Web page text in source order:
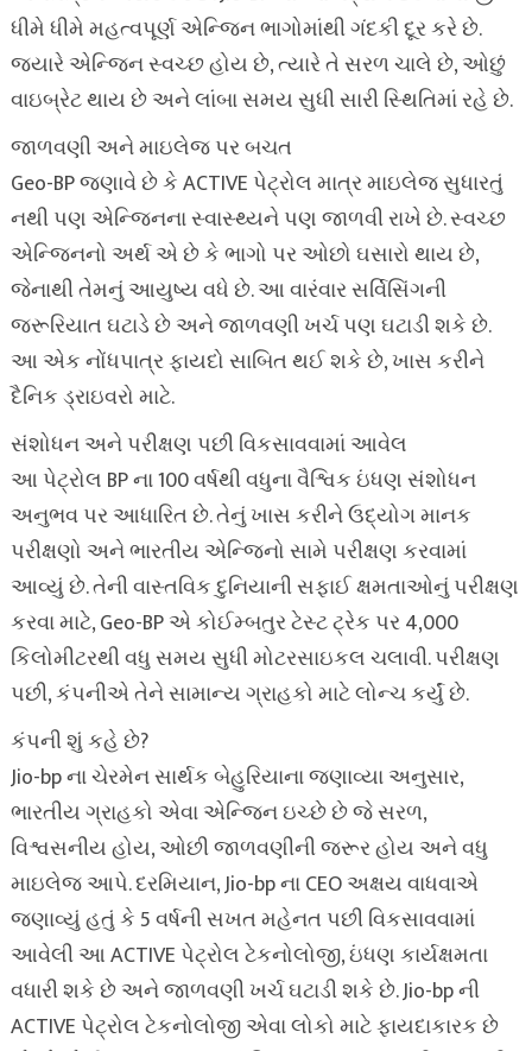
ધીમે ધીમે મહત્વપૂર્ણ એન્જિન ભાગોમાંથી ગંદકી દૂર કરે છે.
જ્યારે એન્જિન સ્વચ્છ હોય છે, ત્યારે તે સરળ ચાલે છે, ઓછું
વાઇબ્રેટ થાય છે અને લાંબા સમય સુધી સારી સ્થિતિમાં રહે છે.
જાળવણી અને માઇલેજ પર બચત
Geo-BP જણાવે છે કે ACTIVE પેટ્રોલ માત્ર માઇલેજ સુધારતું
નથી પણ એન્જિનના સ્વાસ્થ્યને પણ જાળવી રાખે છે. સ્વચ્છ
એન્જિનનો અર્થ એ છે કે ભાગો પર ઓછો ઘસારો થાય છે,
જેનાથી તેમનું આયુષ્ય વધે છે. આ વારંવાર સર્વિસિંગની
જરૂરિયાત ઘટાડે છે અને જાળવણી ખર્ચ પણ ઘટાડી શકે છે.
આ એક નોંધપાત્ર ફાયદો સાબિત થઈ શકે છે, ખાસ કરીને
દૈનિક ડ્રાઇવરો માટે.
સંશોધન અને પરીક્ષણ પછી વિકસાવવામાં આવેલ
આ પેટ્રોલ BP ના 100 વર્ષથી વધુના વૈશ્વિક ઇંધણ સંશોધન
અનુભવ પર આધારિત છે. તેનું ખાસ કરીને ઉદ્યોગ માનક
પરીક્ષણો અને ભારતીય એન્જિનો સામે પરીક્ષણ કરવામાં
આવ્યું છે. તેની વાસ્તવિક દુનિયાની સફાઈ ક્ષમતાઓનું પરીક્ષણ
કરવા માટે, Geo-BP એ કોઈમ્બતુર ટેસ્ટ ટ્રેક પર 4,000
કિલોમીટરથી વધુ સમય સુધી મોટરસાઇકલ ચલાવી. પરીક્ષણ
પછી, કંપનીએ તેને સામાન્ય ગ્રાહકો માટે લોન્ચ કર્યું છે.
કંપની શું કહે છે?
Jio-bp ના ચેરમેન સાર્થક બેહુરિયાના જણાવ્યા અનુસાર,
ભારતીય ગ્રાહકો એવા એન્જિન ઇચ્છે છે જે સરળ,
વિશ્વસનીય હોય, ઓછી જાળવણીની જરૂર હોય અને વધુ
માઇલેજ આપે. દરમિયાન, Jio-bp ના CEO અક્ષય વાધવાએ
જણાવ્યું હતું કે 5 વર્ષની સખત મહેનત પછી વિકસાવવામાં
આવેલી આ ACTIVE પેટ્રોલ ટેકનોલોજી, ઇંધણ કાર્યક્ષમતા
વધારી શકે છે અને જાળવણી ખર્ચ ઘટાડી શકે છે. Jio-bp ની
ACTIVE પેટ્રોલ ટેકનોલોજી એવા લોકો માટે ફાયદાકારક છે